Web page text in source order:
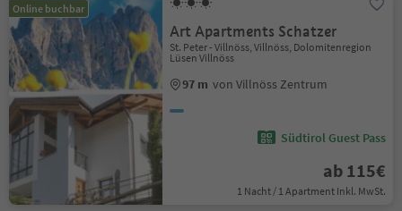
Online buchbar
Art Apartments Schatzer
St. Peter - Villnöss, Villnöss, Dolomitenregion
Lüsen Villnöss
97 m von Villnöss Zentrum
Südtirol Guest Pass
ab 115€
1 Nacht / 1 Apartment Inkl. MwSt.